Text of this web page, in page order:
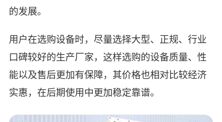
的发展。
用户在选购设备时，尽量选择大型、正规、行业
口碑较好的生产厂家，这样选购的设备质量、性
能以及售后更加有保障，其价格也相对比较经济
实惠，在后期使用中更加稳定靠谱。